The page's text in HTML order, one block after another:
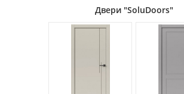
Двери "SoluDoors"